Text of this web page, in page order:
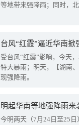
等地带来强降雨；同时，
台风“红霞”逼近华南
受台风“红霞”影响，今天
特大暴雨；明天，【湖南
现强降雨。
明起华南等地强降雨
今明两天（7月24日至25